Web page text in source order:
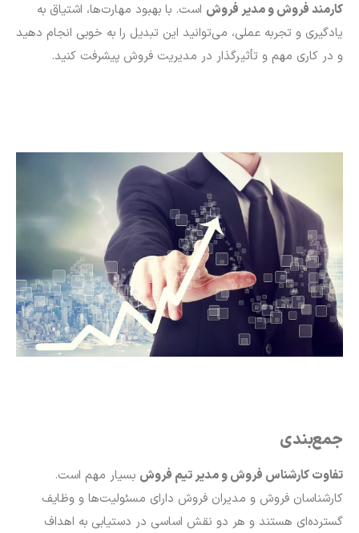
کارمند فروش و مدیر فروش است. با بهبود مهارت‌ها، اشتیاق به
یادگیری و تجربه عملی، می‌توانید این تبدیل را به خوبی انجام دهید
و در کاری مهم و تأثیرگذار در مدیریت فروش پیشرفت کنید.
جمع‌بندی
تفاوت کارشناس فروش و مدیر تیم فروش بسیار مهم است.
کارشناسان فروش و مدیران فروش دارای مسئولیت‌ها و وظایف
گسترده‌ای هستند و هر دو نقش اساسی در دستیابی به اهداف